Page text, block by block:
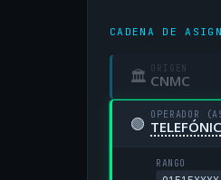
CADENA DE
🏛 ORIGEN
CNMC
🟢 OPERADOR
RANGO